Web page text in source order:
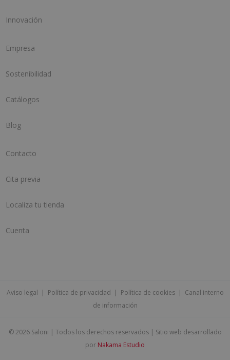
Innovación
Empresa
Sostenibilidad
Catálogos
Blog
Contacto
Cita previa
Localiza tu tienda
Cuenta
Aviso legal | Política de privacidad | Política de cookies| Canal interno
de información
©2026 Saloni | Todos los derechos reservados | Sitio web desarrollado
por Nakama Estudio